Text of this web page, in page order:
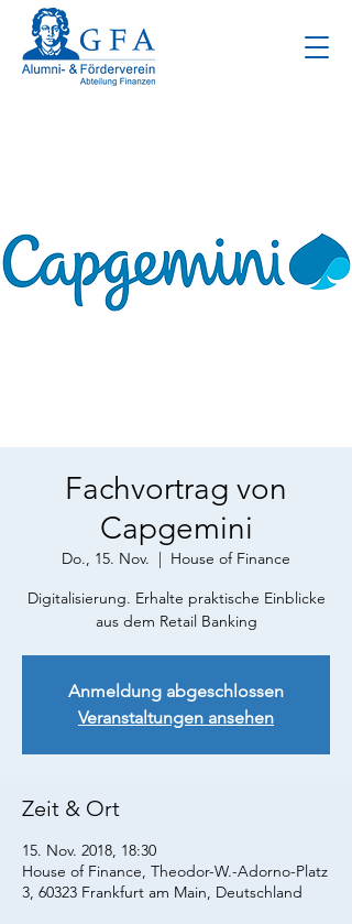
Fachvortrag von
Capgemini
Do., 15. Nov.
  |
House of Finance
Digitalisierung. Erhalte praktische Einblicke
aus dem Retail Banking
Anmeldung abgeschlossen
Veranstaltungen ansehen
Zeit & Ort
15. Nov. 2018, 18:30
House of Finance, Theodor-W.-Adorno-Platz
3, 60323 Frankfurt am Main, Deutschland